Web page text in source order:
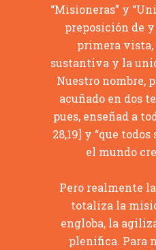
“Misioneras” y
preposición de
primera
sustantiva y la
Nuestro nombre,
acuñado en dos
pues, enseñad a
28,19] y “que
el mundo
Pero realmente
totaliza la
engloba, la
plenifica. Para